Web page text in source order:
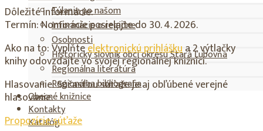
Túlanie po našom
Informácie o regióne
Osobnosti
Historický slovník obcí okresu Stará Ľubovňa
Regionálna literatúra
Regionálna bibliografia
Obecné knižnice
Kontakty
Katalóg
Dôležité informácie:
Termín: Nominácie posielajte do 30. 4. 2026.
Ako na to: Vyplňteelektronickú prihláškua 2 výtlačky
knihy odovzdajte vo svojej regionálnej knižnici.
Hlasovanie: Súčasťou súťaže je aj obľúbené verejné
hlasovanie.
Propozície súťaže